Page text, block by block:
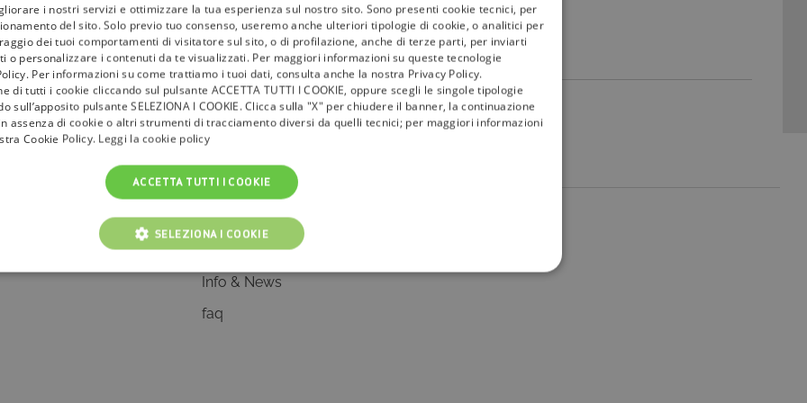
lativù
I Bollini
Info & News
faq
i nostri servizi e ottimizzare la tua esperienza sul nostro sito. Sono presenti cookie tecnici, per
del sito. Solo previo tuo consenso, useremo anche ulteriori tipologie di cookie, o analitici per
dei tuoi comportamenti di visitatore sul sito, o di profilazione, anche di terze parti, per inviarti
o personalizzare i contenuti da te visualizzati. Per maggiori informazioni su queste tecnologie
Per informazioni su come trattiamo i tuoi dati, consulta anche la nostra Privacy Policy.
di tutti i cookie cliccando sul pulsante ACCETTA TUTTI I COOKIE, oppure scegli le singole tipologie
sull’apposito pulsante SELEZIONA I COOKIE. Clicca sulla "X" per chiudere il banner, la continuazione
assenza di cookie o altri strumenti di tracciamento diversi da quelli tecnici; per maggiori informazioni
Cookie Policy. Leggi la cookie policy
ACCETTA TUTTI I COOKIE
SELEZIONA I COOKIE
COOKIE ANALITICI COOKIE DI PROFILAZIONE FUNZIONALITÀ